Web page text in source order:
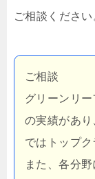
ご相談ください
ご相談
グリーンリ
の実績があ
ではトップク
また、各分